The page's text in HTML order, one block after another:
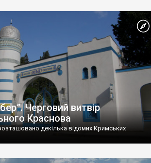
Черговий витвір
Краснова
декілька відомих Кримських